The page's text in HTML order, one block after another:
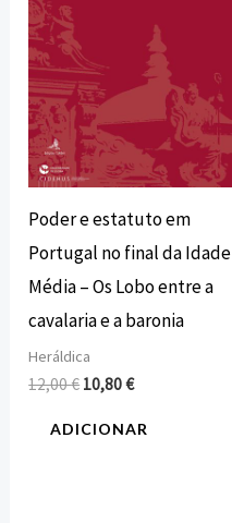
Poder e estatuto em
Portugal no final da Idade
Média – Os Lobo entre a
cavalaria e a baronia
Heráldica
12,00€ 10,80€
ADICIONAR